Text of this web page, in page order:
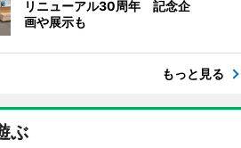
リニューアル30周年 記念企
画や展示も
もっと見る
ぶ